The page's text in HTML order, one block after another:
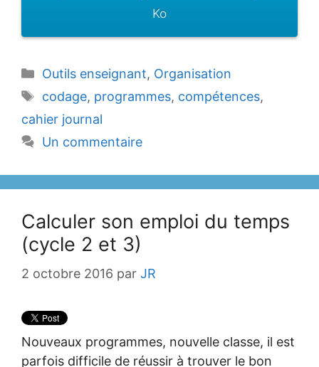
Ko
Catégories
Outils enseignant, Organisation
Étiquettes
codage, programmes, compétences,
cahier journal
Un commentaire
Calculer son emploi du temps
(cycle 2 et 3)
2 octobre 2016 par JR
Nouveaux programmes, nouvelle classe, il est
parfois difficile de réussir à trouver le bon